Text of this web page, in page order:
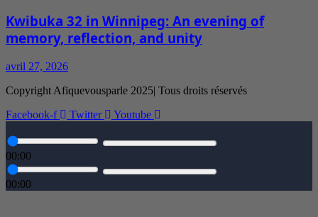
Kwibuka 32 in Winnipeg: An evening of
memory, reflection, and unity
avril 27, 2026
Copyright Afiquevousparle 2025| Tous droits réservés
Facebook-f
Twitter Youtube
00:00
00:00